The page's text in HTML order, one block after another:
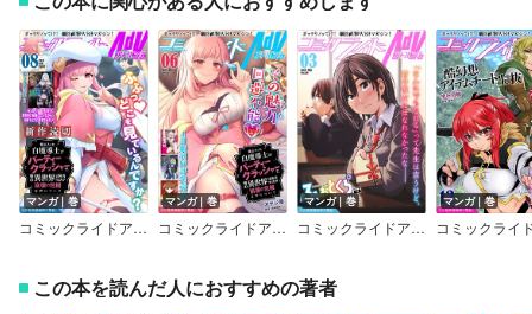
マンガ｜巻
コミックライドアドバンス2021年8月号（vol.11）
マンガ｜巻
コミックライドアドバンス2022年6月号（vol.21）
マンガ｜巻
コミックライドアドバンス2023年3月号（vol.30）
マンガ｜巻
この本を読んだ人におすすめの著者